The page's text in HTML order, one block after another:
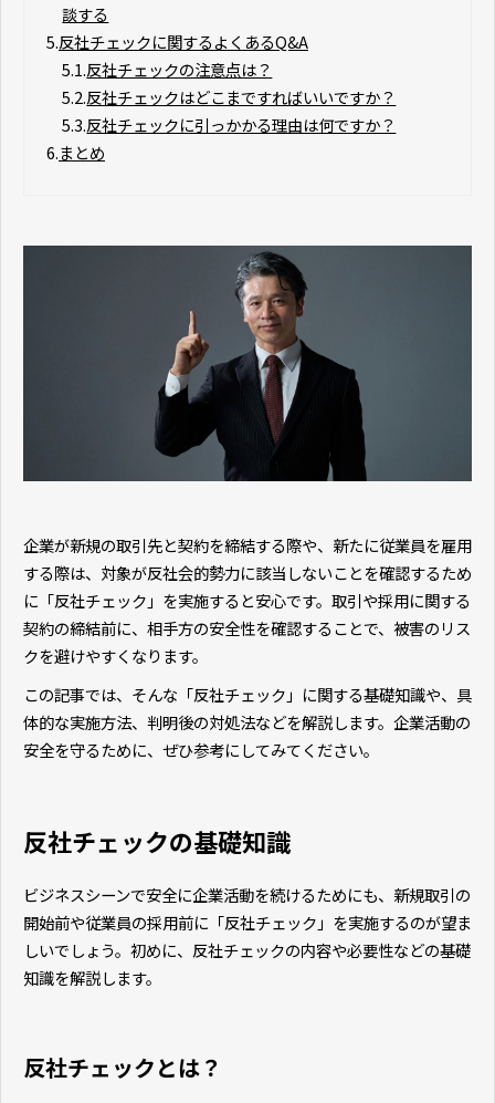
談する
5.反社チェックに関するよくあるQ&A
5.1.反社チェックの注意点は？
5.2.反社チェックはどこまですればいいですか？
5.3.反社チェックに引っかかる理由は何ですか？
6.まとめ
企業が新規の取引先と契約を締結する際や、新たに従業員を雇用
する際は、対象が反社会的勢力に該当しないことを確認するため
に「反社チェック」を実施すると安心です。取引や採用に関する
契約の締結前に、相手方の安全性を確認することで、被害のリス
クを避けやすくなります。
この記事では、そんな「反社チェック」に関する基礎知識や、具
体的な実施方法、判明後の対処法などを解説します。企業活動の
安全を守るために、ぜひ参考にしてみてください。
反社チェックの基礎知識
ビジネスシーンで安全に企業活動を続けるためにも、新規取引の
開始前や従業員の採用前に「反社チェック」を実施するのが望ま
しいでしょう。初めに、反社チェックの内容や必要性などの基礎
知識を解説します。
反社チェックとは？